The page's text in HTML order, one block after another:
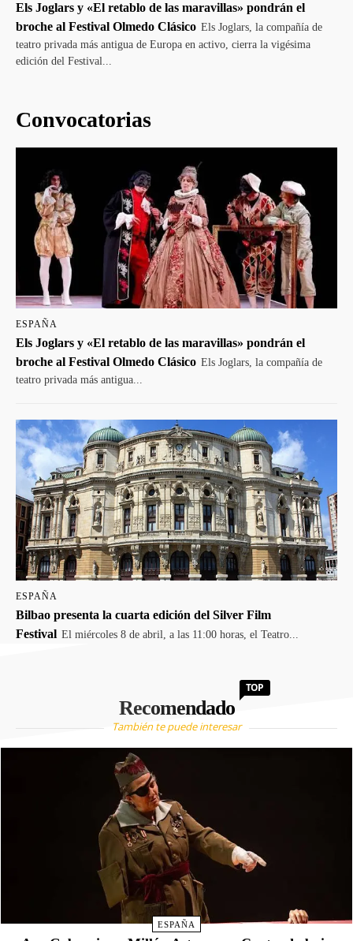
Els Joglars y «El retablo de las maravillas» pondrán el
broche al Festival Olmedo Clásico Els Joglars, la compañía de
teatro privada más antigua de Europa en activo, cierra la vigésima
edición del Festival...
Convocatorias
ESPAÑA
Els Joglars y «El retablo de las maravillas» pondrán el
broche al Festival Olmedo Clásico Els Joglars, la compañía de
teatro privada más antigua...
ESPAÑA
Bilbao presenta la cuarta edición del Silver Film
Festival El miércoles 8 de abril, a las 11:00 horas, el Teatro...
Recomendado
TOP
También te puede interesar
ESPAÑA